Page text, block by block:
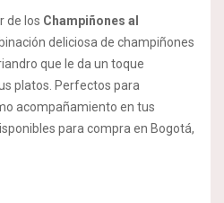
de los Champiñones al
deliciosa de champiñones
que le da un toque
platos. Perfectos para
acompañamiento en tus
para compra en Bogotá,